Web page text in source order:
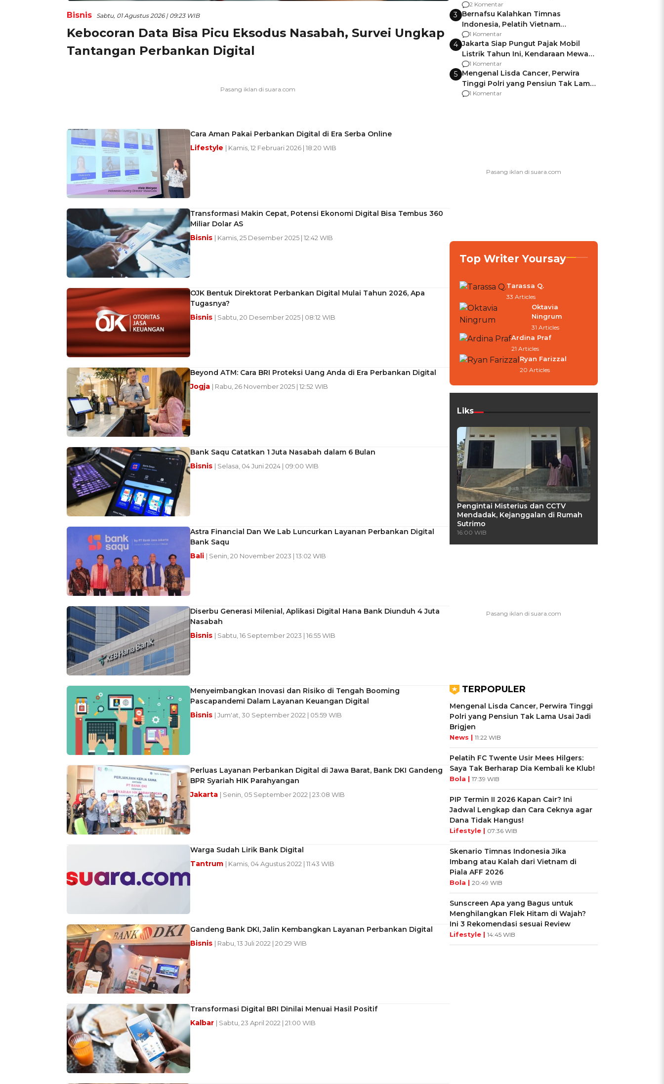
Bisnis Sabtu, 01 Agustus 2026 | 09:23 WIB
Kebocoran Data Bisa Picu Eksodus Nasabah, Survei Ungkap
Tantangan Perbankan Digital
Cara Aman Pakai Perbankan Digital di Era Serba Online
Lifestyle | Kamis, 12 Februari 2026 | 18:20 WIB
Transformasi Makin Cepat, Potensi Ekonomi Digital Bisa Tembus 360
Miliar Dolar AS
Bisnis | Kamis, 25 Desember 2025 | 12:42 WIB
OJK Bentuk Direktorat Perbankan Digital Mulai Tahun 2026, Apa
Tugasnya?
Bisnis | Sabtu, 20 Desember 2025 | 08:12 WIB
Beyond ATM: Cara BRI Proteksi Uang Anda di Era Perbankan Digital
Jogja | Rabu, 26 November 2025 | 12:52 WIB
Bank Saqu Catatkan 1 Juta Nasabah dalam 6 Bulan
Bisnis | Selasa, 04 Juni 2024 | 09:00 WIB
Astra Financial Dan We Lab Luncurkan Layanan Perbankan Digital
Bank Saqu
Bali | Senin, 20 November 2023 | 13:02 WIB
Diserbu Generasi Milenial, Aplikasi Digital Hana Bank Diunduh 4 Juta
Nasabah
Bisnis | Sabtu, 16 September 2023 | 16:55 WIB
Menyeimbangkan Inovasi dan Risiko di Tengah Booming
Pascapandemi Dalam Layanan Keuangan Digital
Bisnis | Jum'at, 30 September 2022 | 05:59 WIB
Perluas Layanan Perbankan Digital di Jawa Barat, Bank DKI Gandeng
BPR Syariah HIK Parahyangan
Jakarta | Senin, 05 September 2022 | 23:08 WIB
Warga Sudah Lirik Bank Digital
Tantrum | Kamis, 04 Agustus 2022 | 11:43 WIB
Gandeng Bank DKI, Jalin Kembangkan Layanan Perbankan Digital
Bisnis | Rabu, 13 Juli 2022 | 20:29 WIB
Transformasi Digital BRI Dinilai Menuai Hasil Positif
Kalbar | Sabtu, 23 April 2022 | 21:00 WIB
Pemalang
2 Komentar
3 Bernafsu Kalahkan Timnas
Indonesia, Pelatih Vietnam
Berencana Pakai Jimat di Pakansari
1 Komentar
4 Jakarta Siap Pungut Pajak Mobil
Listrik Tahun Ini, Kendaraan Mewah
Kena hingga 75% PKB
1 Komentar
5 Mengenal Lisda Cancer, Perwira
Tinggi Polri yang Pensiun Tak Lama
Usai Jadi Brigjen
1 Komentar
Top Writer Yoursay
Tarassa Q.
33 Articles
Oktavia
Ningrum
31 Articles
Ardina Praf
21 Articles
Ryan Farizzal
20 Articles
Liks
Pengintai Misterius dan CCTV
Mendadak, Kejanggalan di Rumah
Sutrimo
16:00 WIB
TERPOPULER
Mengenal Lisda Cancer, Perwira Tinggi
Polri yang Pensiun Tak Lama Usai Jadi
Brigjen
News | 11:22 WIB
Pelatih FC Twente Usir Mees Hilgers:
Saya Tak Berharap Dia Kembali ke Klub!
Bola | 17:39 WIB
PIP Termin II 2026 Kapan Cair? Ini
Jadwal Lengkap dan Cara Ceknya agar
Dana Tidak Hangus!
Lifestyle | 07:36 WIB
Skenario Timnas Indonesia Jika
Imbang atau Kalah dari Vietnam di
Piala AFF 2026
Bola | 20:49 WIB
Sunscreen Apa yang Bagus untuk
Menghilangkan Flek Hitam di Wajah?
Ini 3 Rekomendasi sesuai Review
Lifestyle | 14:45 WIB